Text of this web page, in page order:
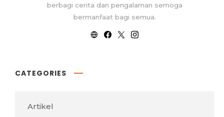
berbagi cerita dan pengalaman semoga
bermanfaat bagi semua.
CATEGORIES
Artikel